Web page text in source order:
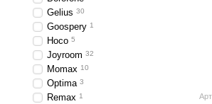
Gelius 30
Goospery 1
Hoco 5
Joyroom 32
Momax 10
Optima 3
Remax 1